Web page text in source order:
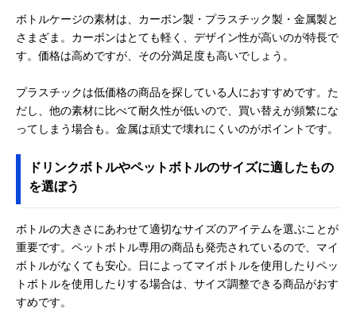
ボトルケージの素材は、カーボン製・プラスチック製・金属製と
さまざま。カーボンはとても軽く、デザイン性が高いのが特長で
す。価格は高めですが、その分満足度も高いでしょう。
プラスチックは低価格の商品を探している人におすすめです。た
だし、他の素材に比べて耐久性が低いので、買い替えが頻繁にな
ってしまう場合も。金属は頑丈で壊れにくいのがポイントです。
ドリンクボトルやペットボトルのサイズに適したもの
を選ぼう
ボトルの大きさにあわせて適切なサイズのアイテムを選ぶことが
重要です。ペットボトル専用の商品も発売されているので、マイ
ボトルがなくても安心。日によってマイボトルを使用したりペッ
トボトルを使用したりする場合は、サイズ調整できる商品がおす
すめです。